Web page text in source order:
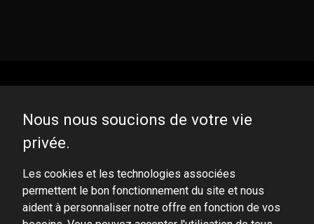
DOMINATOR GROUP Sp. z o.o.
Ludowa 59, 43-514 Kaniów, POLAND
VAT ID No.: 6521751083
Nous nous soucions de votre vie
privée.
Les cookies et les technologies associées
permettent le bon fonctionnement du site et nous
aident à personnaliser notre offre en fonction de vos